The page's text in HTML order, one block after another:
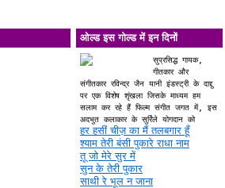
ओल्ड इस गोल्ड में इन दिनों
सुप्रसिद्ध गायक,
गीतकार और
संगीतकार रविन्द्र जैन यानी इंडस्ट्री के दाद्दु
पर एक विशेष शृंखला जिसके माध्यम हम
सलाम कर रहे हैं फिल्म संगीत जगत में, इस
अदभुत कलाकार के सुर्रिले योगदान को
हर हसीं चीज़ का मैं तलबगार हूँ
श्याम तेरी बंसी पुकारे राधा नाम
तू जो मेरे सुर में
सुन के तेरी पुकार
साथी रे भूल न जाना